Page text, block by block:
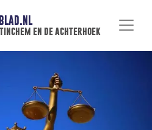
en de achterhoek